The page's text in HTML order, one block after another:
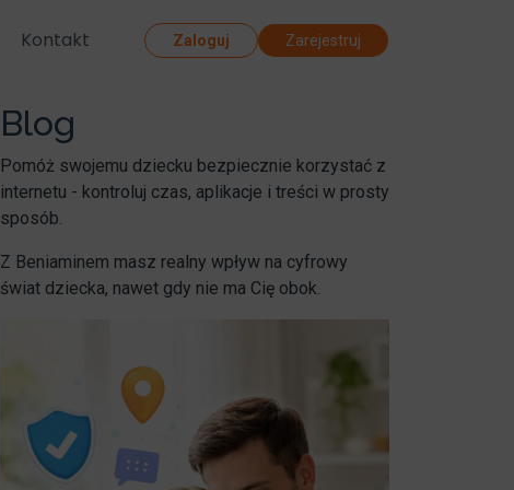
Kontakt Zaloguj Zarejestruj
Blog
Pomóż swojemu dziecku bezpiecznie korzystać z
internetu - kontroluj czas, aplikacje i treści w prosty
sposób.
Z Beniaminem masz realny wpływ na cyfrowy
świat dziecka, nawet gdy nie ma Cię obok.